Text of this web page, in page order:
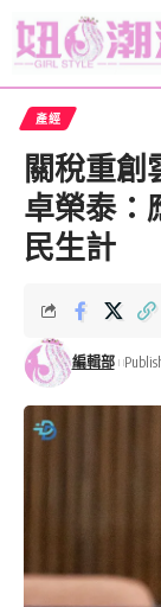
產經
關稅重
卓榮泰：
民生計
編輯部